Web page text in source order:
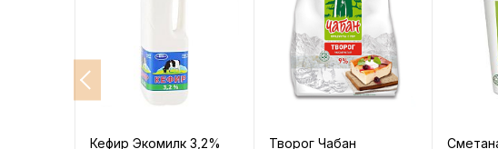
Кефир Экомилк 3,2%
Творог Чабан